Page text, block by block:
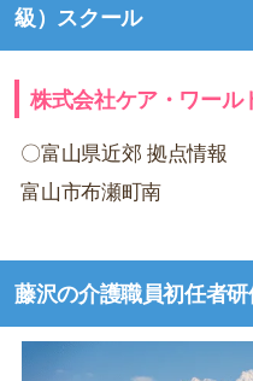
級）スクール
株式会社ケア・ワール
〇富山県近郊 拠点情報
富山市布瀬町南
藤沢の介護職員初任者